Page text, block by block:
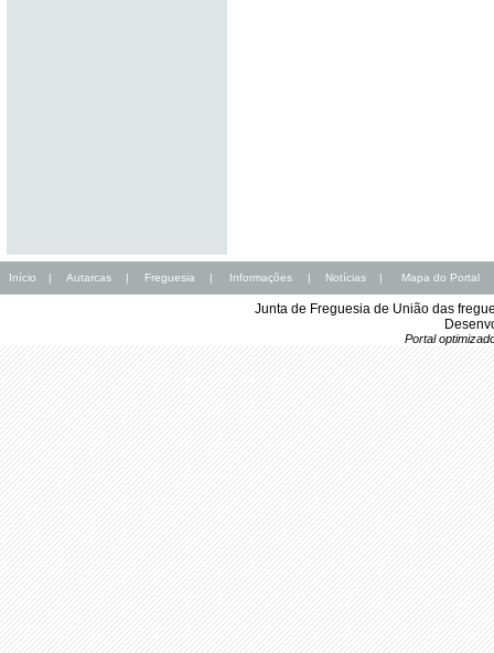
Início | Autarcas | Freguesia | Informações | Notícias | Mapa do Portal
Junta de Freguesia de União das
Portal